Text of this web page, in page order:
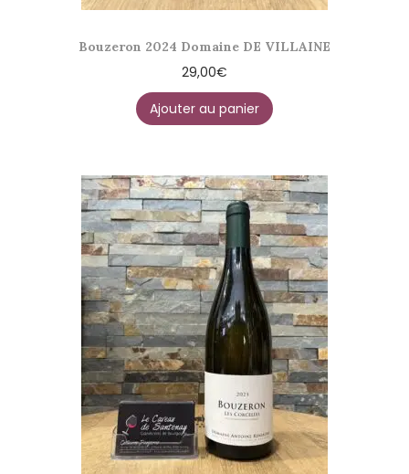
Bouzeron 2024 Domaine DE VILLAINE
29,00€
Ajouter au panier